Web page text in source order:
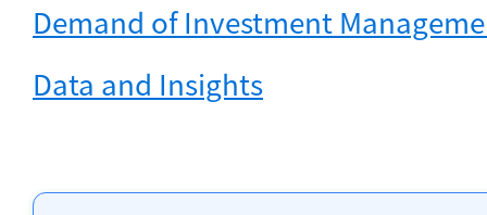
Demand of Investment
Data and Insights